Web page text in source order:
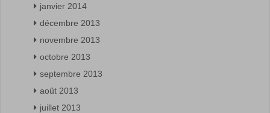
janvier 2014
décembre 2013
novembre 2013
octobre 2013
septembre 2013
août 2013
juillet 2013